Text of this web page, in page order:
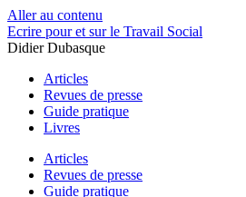
Aller au contenu
Ecrire pour et sur le Travail Social
Didier Dubasque
Articles
Revues de presse
Guide pratique
Livres
Articles
Revues de presse
Guide pratique